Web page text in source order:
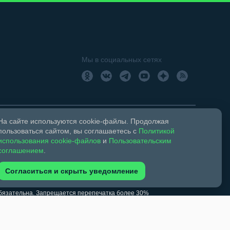
Мы в социальных сетях
о регистрации СМИ ЭЛ № ФС 77 –
праве и смежных правах.
Запрещается перепечатка более 30%
18+
сайте используются cookie-файлы. Продолжая
сайтом, вы соглашаетесь с Политикой
cookie-файлов и Пользовательским
Согласиться и скрыть уведомление